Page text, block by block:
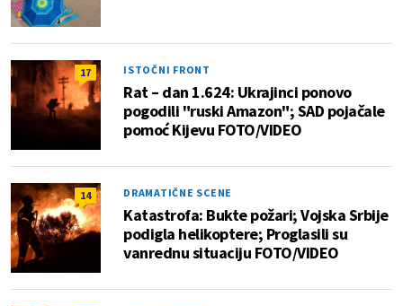
17 ISTOČNI FRONT
Rat – dan 1.624: Ukrajinci ponovo
pogodili "ruski Amazon"; SAD pojačale
pomoć Kijevu FOTO/VIDEO
14 DRAMATIČNE SCENE
Katastrofa: Bukte požari; Vojska Srbije
podigla helikoptere; Proglasili su
vanrednu situaciju FOTO/VIDEO